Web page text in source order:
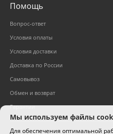
Помощь
Вопрос-ответ
Условия оплаты
Условия доставки
Доставка по России
Самовывоз
Обмен и возврат
Гарантии
Мы используем файлы
Для обеспечения оптимальной